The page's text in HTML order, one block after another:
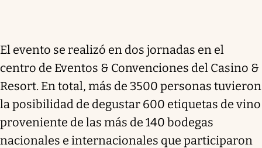
El evento se realizó en dos jornadas en el
centro de Eventos & Convenciones del Casino &
Resort. En total, más de 3500 personas tuvieron
la posibilidad de degustar 600 etiquetas de vino
proveniente de las más de 140 bodegas
nacionales e internacionales que participaron